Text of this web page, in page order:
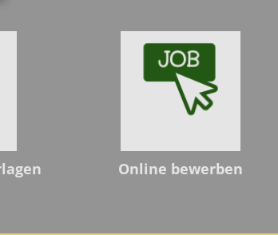
Online bewerben